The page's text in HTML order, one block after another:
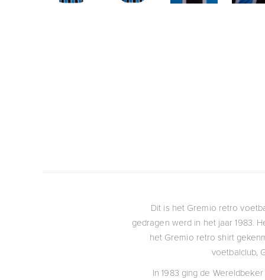
Dit is het Gremio retro
gedragen werd in het jaar 1983.
het Gremio retro shirt
voetbalclub,
In 1983 ging de